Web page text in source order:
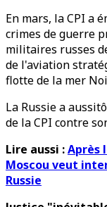
En mars, la CPI a
crimes de guerre
militaires russes
de l'aviation
flotte de la mer
La Russie a
de la CPI contre
Lire aussi :Après
Moscou veut
Russie